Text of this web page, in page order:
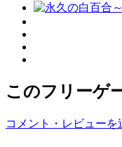
このフリーゲ
コメント・レビューを